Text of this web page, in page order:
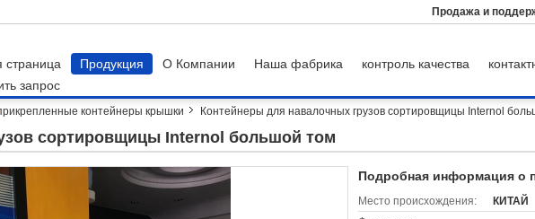
Продажа и
страница Продукция О Компании Наша фабрика контроль качества
запрос
контейнеры крышки Контейнеры для навалочных грузов сортировщицы Internol
сортировщицы Internol большой том
Подробная информация о
Место происхождения:
КИТАЙ